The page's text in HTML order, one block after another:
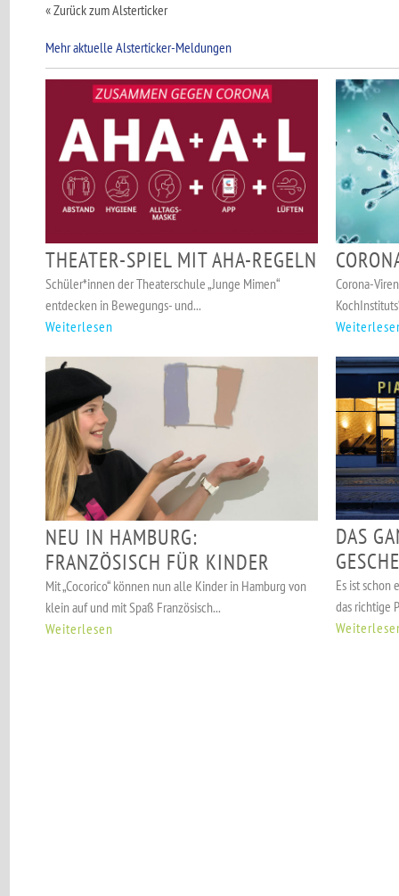
« Zurück zum Alsterticker
Mehr aktuelle Alsterticker-Meldungen
THEATER-SPIEL MIT AHA-REGELN
Schüler*innen der Theaterschule „Junge Mimen“
entdecken in Bewegungs- und...
Weiterlesen
Corona-
NEU IN HAMBURG:
FRANZÖSISCH FÜR KINDER
Mit „Cocorico“ können nun alle Kinder in Hamburg von
klein auf und mit Spaß Französisch...
Weiterlesen
DAS
Es ist schon
das richtige